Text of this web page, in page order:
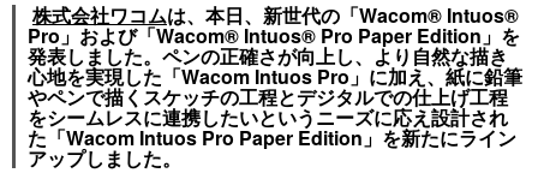
株式会社ワコムは、本日、新世代の「Wacom® Intuos®
Pro」および「Wacom® Intuos® Pro Paper Edition」を
発表しました。ペンの正確さが向上し、より自然な描き
心地を実現した「Wacom Intuos Pro」に加え、紙に鉛筆
やペンで描くスケッチの工程とデジタルでの仕上げ工程
をシームレスに連携したいというニーズに応え設計され
た「Wacom Intuos Pro Paper Edition」を新たにライン
アップしました。